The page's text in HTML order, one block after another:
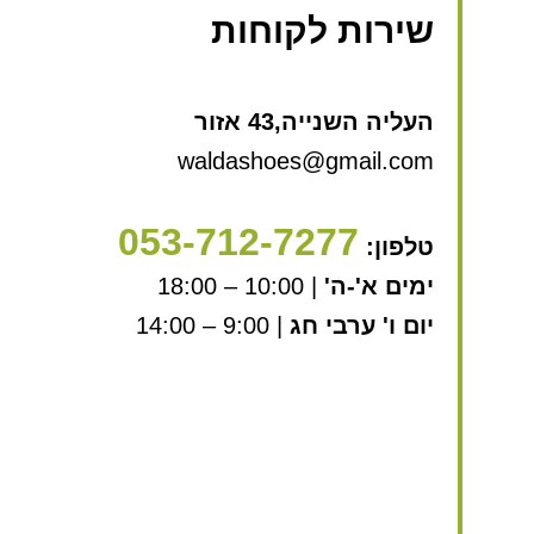
שירות לקוחות
העליה השנייה,43 אזור
waldashoes@gmail.com
טלפון: 053-712-7277
ימים א'-ה' | 10:00 – 18:00
יום ו' ערבי חג | 9:00 – 14:00